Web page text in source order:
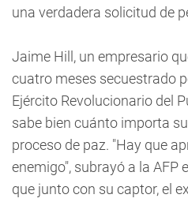
una verdadera solicitud de
Jaime Hill, un empresario
cuatro meses secuestrado
Ejército Revolucionario del
sabe bien cuánto importa
proceso de paz. "Hay que
enemigo", subrayó a la AFP
que junto con su captor, el